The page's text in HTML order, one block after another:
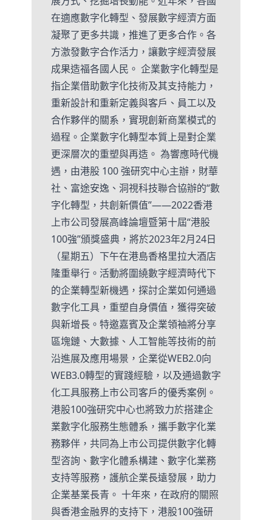
在適應數字化轉型、發展數字經濟方面
凝聚了更多共識，推進了更多合作。各
方激發數字合作活力，讓數字經濟發展
成果造福各國人民。 企業數字化轉型是
指企業借助數字化技術及其支持能力，
重新設計和重新定義與客戶、員工以及
合作夥伴的關系，實現創新商業模式的
過程。企業數字化轉型本質上是對企業
更深層次的重塑與再造。 為響應時代機
遇，由港股 100 強研究中心主辦，財華
社、富途安逸、洞視科技聯合協辦的“數
字化轉型，共創新價值”——2022香港
上市公司發展高峰論壇暨第十屆“港股
100強”頒獎盛典，將於2023年2月24日
（星期五）下午在港島香格里拉大酒店
隆重舉行。活動將圍繞數字經濟時代下
的企業轉型新機遇，探討企業如何通過
數字化工具，重塑自身價值，獲得突破
與新增長。特邀嘉賓及企業領袖將分享
區塊鏈、大數據、人工智能等技術的前
沿進展及應用場景，企業從WEB2.0向
WEB3.0轉型的實踐經驗，以及通過數字
化工具服務上市公司客戶的優秀案例。
港股100強研究中心也將致力於搭建企
業數字化服務生態體系，攜手數字化業
務夥伴，共同為上市公司提供數字化轉
型咨詢、數字化體系構建、數字化業務
支持等服務，護航企業長遠發展，助力
企業基業長青。 十年來，在政府的關照
與香港金融界的支持下，港股100強研